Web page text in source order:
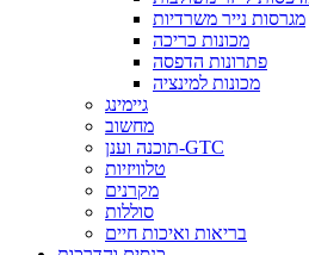
מגרסות נייר משרדיות
מכונות כריכה
פתרונות הדפסה
מכונות למינציה
גיימינג
מחשוב
תוכנה וענן-GTC
טלוויזיות
מקרנים
סוללות
בריאות ואיכות חיים